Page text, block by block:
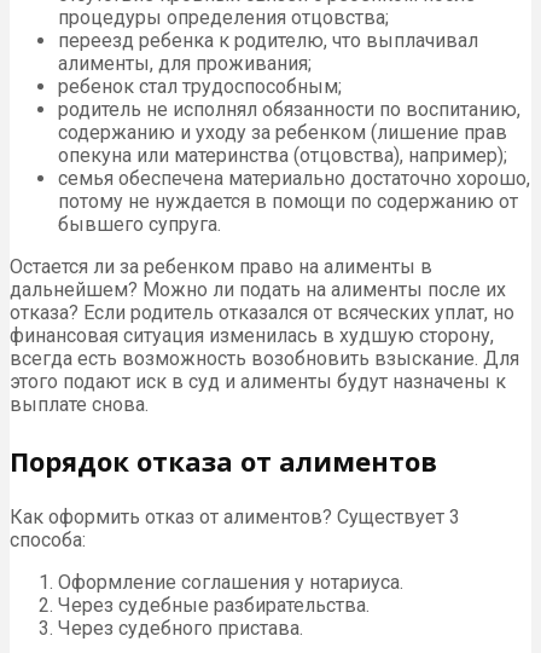
процедуры определения отцовства;
переезд ребенка к родителю, что выплачивал
алименты, для проживания;
ребенок стал трудоспособным;
родитель не исполнял обязанности по воспитанию,
содержанию и уходу за ребенком (лишение прав
опекуна или материнства (отцовства), например);
семья обеспечена материально достаточно хорошо,
потому не нуждается в помощи по содержанию от
бывшего супруга.
Остается ли за ребенком право на алименты в
дальнейшем? Можно ли подать на алименты после их
отказа? Если родитель отказался от всяческих уплат, но
финансовая ситуация изменилась в худшую сторону,
всегда есть возможность возобновить взыскание. Для
этого подают иск в суд и алименты будут назначены к
выплате снова.
Порядок отказа от алиментов
Как оформить отказ от алиментов? Существует 3
способа:
Оформление соглашения у нотариуса.
Через судебные разбирательства.
Через судебного пристава.